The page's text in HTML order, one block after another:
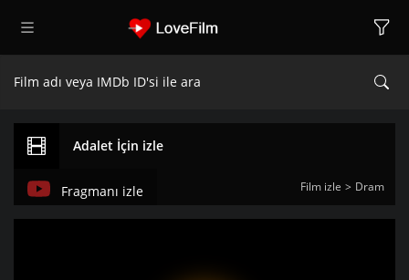
Adalet İçin izle
Film izle Dram
Fragmanı izle